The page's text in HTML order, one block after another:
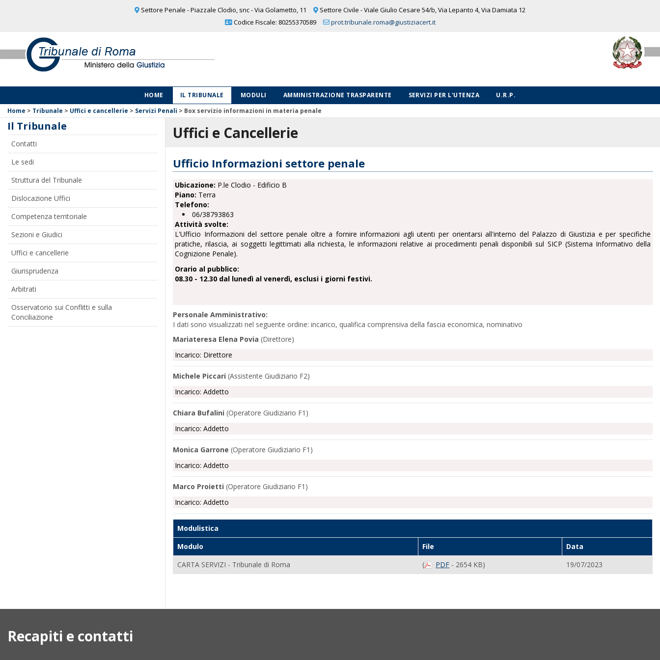
Settore Penale - Piazzale Clodio, snc - Via Golametto, 11
Settore Civile - Viale Giulio Cesare 54/b, Via Lepanto 4, Via Damiata 12
Codice Fiscale: 80255370589
prot.tribunale.roma@giustiziacert.it
HOME IL TRIBUNALE MODULI AMMINISTRAZIONE TRASPARENTE SERVIZI PER L'UTENZA
U.R.P.
Home > Tribunale > Uffici e cancellerie > Servizi Penali > Box servizio informazioni in materia penale
Il Tribunale
Contatti
Le sedi
Struttura del Tribunale
Dislocazione Uffici
Competenza territoriale
Sezioni e Giudici
Uffici e cancellerie
Giurisprudenza
Arbitrati
Osservatorio sui Conflitti e sulla
Conciliazione
Uffici e Cancellerie
Ufficio Informazioni settore penale
Ubicazione: P.le Clodio - Edificio B
Piano: Terra
Telefono:
06/38793863
Attività svolte:
L'Ufficio Informazioni del settore penale oltre a fornire informazioni agli utenti per orientarsi all'interno del Palazzo di Giustizia e per specifiche
pratiche, rilascia, ai soggetti legittimati alla richiesta, le informazioni relative ai procedimenti penali disponibili sul SICP (Sistema Informativo della
Cognizione Penale).
Orario al pubblico:
08.30 - 12.30 dal lunedì al venerdì, esclusi i giorni festivi.
Personale Amministrativo:
I dati sono visualizzati nel seguente ordine: incarico, qualifica comprensiva della fascia economica, nominativo
Mariateresa Elena Povia (Direttore)
Incarico: Direttore
Michele Piccari (Assistente Giudiziario F2)
Incarico: Addetto
Chiara Bufalini (Operatore Giudiziario F1)
Incarico: Addetto
Monica Garrone (Operatore Giudiziario F1)
Incarico: Addetto
Marco Proietti (Operatore Giudiziario F1)
Incarico: Addetto
Modulistica
Modulo
File
Data
CARTA SERVIZI - Tribunale di Roma
( PDF - 2654 KB) 19/07/2023
Recapiti e contatti